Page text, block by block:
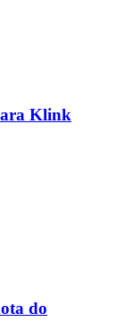
Klink
do